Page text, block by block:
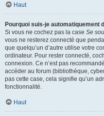
Haut
Pourquoi suis-je automatiquement
Si vous ne cochez pas la case Se
vous ne resterez connecté que
que quelqu’un d’autre utilise votre
ordinateur. Pour rester connecté,
connexion. Ce n’est pas
accéder au forum (bibliothèque,
pas cette case, cela signifie qu’un
fonctionnalité.
Haut